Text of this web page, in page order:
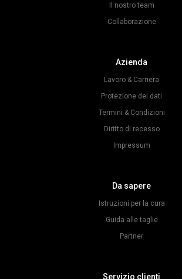
Il nostro team
Collaborazione
Azienda
Lavoro & Carriera
Protezione dei dati
Termini & Condizioni
Diritto di recesso
Impressum
Da sapere
Istruzioni per la cura
Guida alle taglie
Partner
Servizio clienti